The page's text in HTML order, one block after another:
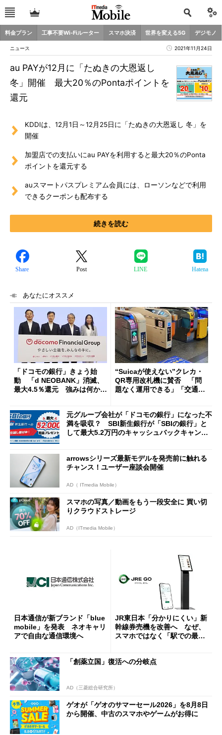
料金プラン 工事不要Wi-Fiルーター スマホ決済 世界を変える5G デジモノ
ニュース 2021年11月24日
au PAYが12月に「たぬきの大恩返し
冬」開催 最大20％のPontaポイントを
還元
KDDIは、12月1日～12月25日に「たぬきの大恩返し 冬」を
開催
加盟店での支払いにau PAYを利用すると最大20％のPonta
ポイントを還元する
auスマートパスプレミアム会員には、ローソンなどで利用
できるクーポンも配布する
続きを読む
Share Post LINE Hatena
あなたにオススメ
「ドコモの銀行」きょう始
動 「d NEOBANK」消滅、
最大4.5％還元 強みは何か解
“Suicaが使えない”クレカ・
QR専用改札機に賛否 「問
題なく運用できる」「交通系I
元グループ会社が「ドコモの銀行」になった不
満を吸収？ SBI新生銀行が「SBIの銀行」と
して最大5.2万円のキャッシュバックキャンペ
arrowsシリーズ最新モデルを発売前に触れる
チャンス！ユーザー座談会開催
AD（ ITmedia Mobile）
スマホの写真／動画をもう一段安全に 買い切
りクラウドストレージ
AD（ITmedia Mobile）
日本通信が新ブランド「blue
mobile」を発表 ネオキャリ
アで自由な通信環境へ
JR東日本「分かりにくい」新
幹線券売機を改善へ なぜ、
スマホではなく「駅での最短
「創薬立国」復活への分岐点
AD（三菱総合研究所）
ゲオが「ゲオのサマーセール2026」を8月8日
から開催、中古のスマホやゲームがお得に